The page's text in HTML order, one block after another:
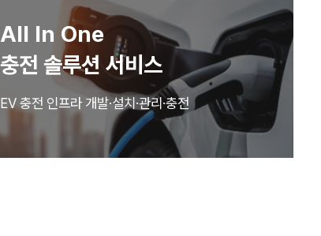
All In One
충전 솔루션 서비스
EV 충전 인프라 개발·설치·관리·충전